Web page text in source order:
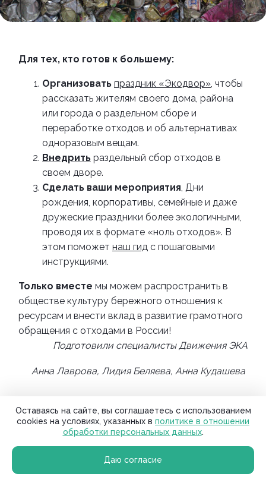
Для тех, кто готов к большему:
Организовать праздник «Экодвор», чтобы
рассказать жителям своего дома, района
или города о раздельном сборе и
переработке отходов и об альтернативах
одноразовым вещам.
Внедрить раздельный сбор отходов в
своем дворе.
Сделать ваши мероприятия, Дни
рождения, корпоративы, семейные и даже
дружеские праздники более экологичными,
проводя их в формате «ноль отходов». В
этом поможет наш гид с пошаговыми
инструкциями.
Только вместе мы можем распространить в
обществе культуру бережного отношения к
ресурсам и внести вклад в развитие грамотного
обращения с отходами в России!
Подготовили специалисты Движения ЭКА
Анна Лаврова, Лидия Беляева, Анна Кудашева
Ecowiki.ru 12+
Оставаясь на сайте, вы соглашаетесь с использованием
cookies на условиях, указанных в политике в отношении
обработки персональных данных.
Даю согласие